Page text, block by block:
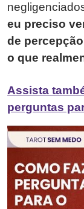
eu preciso
de
o que
Assista
perguntas